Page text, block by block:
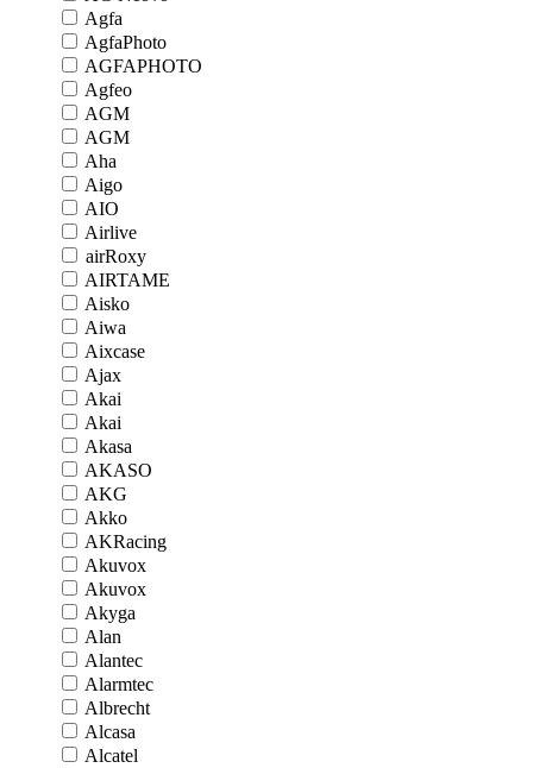
Agfa
AgfaPhoto
AGFAPHOTO
Agfeo
AGM
AGM
Aha
Aigo
AIO
Airlive
airRoxy
AIRTAME
Aisko
Aiwa
Aixcase
Ajax
Akai
Akai
Akasa
AKASO
AKG
Akko
AKRacing
Akuvox
Akuvox
Akyga
Alan
Alantec
Alarmtec
Albrecht
Alcasa
Alcatel